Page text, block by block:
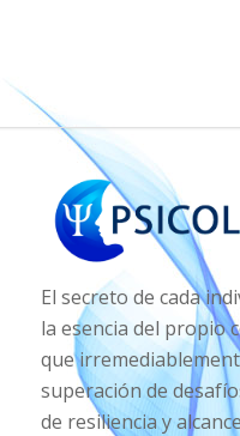
El secreto de cada
la esencia del propio
que
superación de
de resiliencia y